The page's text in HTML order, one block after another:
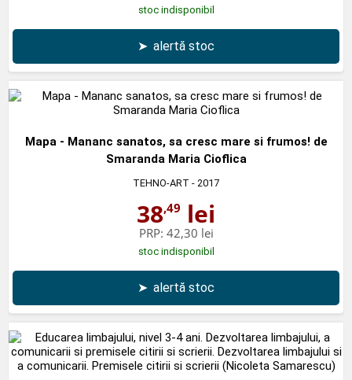
stoc indisponibil
➤ alertă stoc
Mapa - Mananc sanatos, sa cresc mare si frumos! de
Smaranda Maria Cioflica
TEHNO-ART - 2017
38,49 lei
PRP: 42,30 lei
stoc indisponibil
➤ alertă stoc